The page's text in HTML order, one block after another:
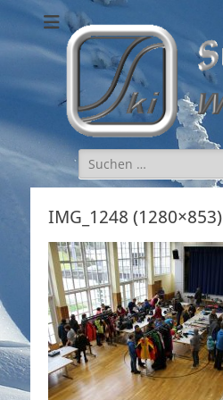
Suchen
nach:
IMG_1248 (1280×853)